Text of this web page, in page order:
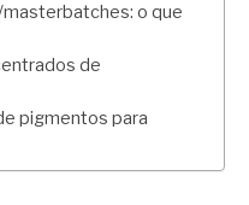
o que
de
pigmentos para